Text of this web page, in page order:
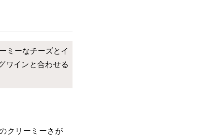
ミーなチーズとイ
ワインと合わせる
クリーミーさが